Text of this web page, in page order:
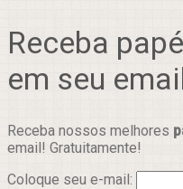
Receba
em seu
Receba nossos melhores
email! Gratuitamente!
Coloque seu e-mail: